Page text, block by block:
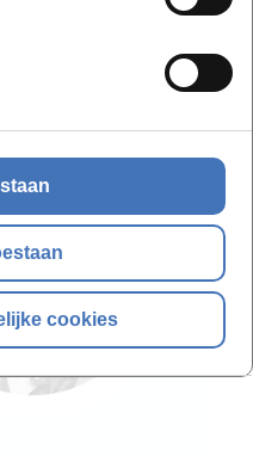
cookies